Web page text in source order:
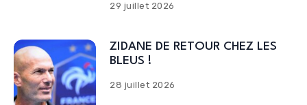
29 juillet 2026
ZIDANE DE RETOUR CHEZ LES
BLEUS !
28 juillet 2026